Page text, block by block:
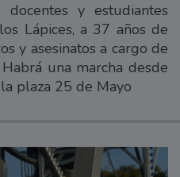
y estudiantes
Lápices, a 37 años de
y asesinatos a cargo de
una marcha desde
plaza 25 de Mayo